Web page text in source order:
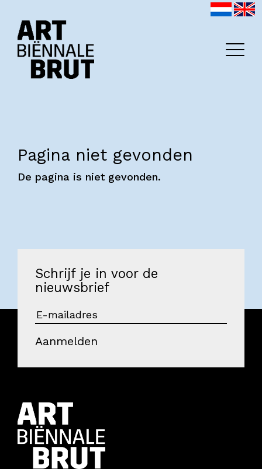
Home
Exposanten
Onderwijs
Doe mee
Bezoekers
Parking
Over ons
Art Brut
Nieuws
ANBI
Pagina niet gevonden
De pagina is niet gevonden.
Schrijf je in voor de
nieuwsbrief
Aanmelden